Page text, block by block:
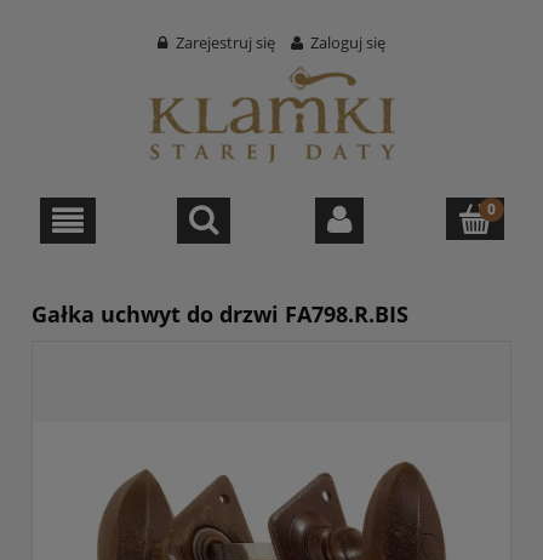
Zarejestruj się Zaloguj się
Gałka uchwyt do drzwi FA798.R.BIS